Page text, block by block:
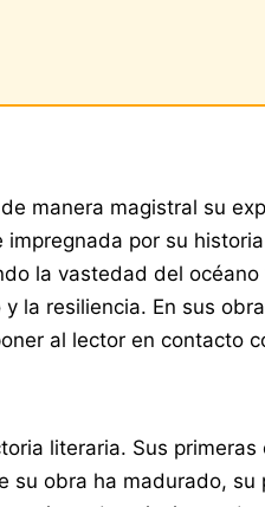
manera magistral su
por su
la vastedad del
la resiliencia. En sus
al lector en contacto
literaria. Sus
obra ha madurado,